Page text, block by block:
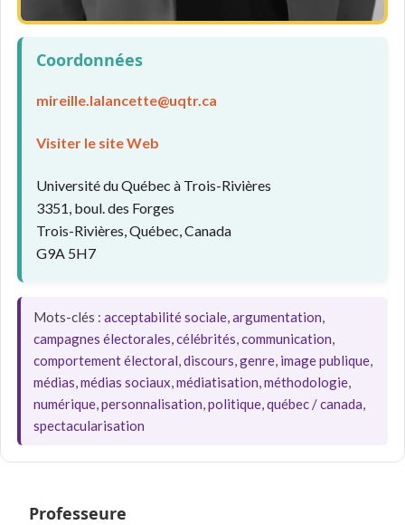
Coordonnées
mireille.lalancette@uqtr.ca
Visiter le site Web
Université du Québec à Trois-Rivières
3351, boul. des Forges
Trois-Rivières, Québec, Canada
G9A 5H7
Mots-clés : acceptabilité sociale argumentation
campagnes électorales célébrités communication
comportement électoral discours genre image publique
médias médias sociaux médiatisation méthodologie
numérique personnalisation politique québec / canada
spectacularisation
Professeure